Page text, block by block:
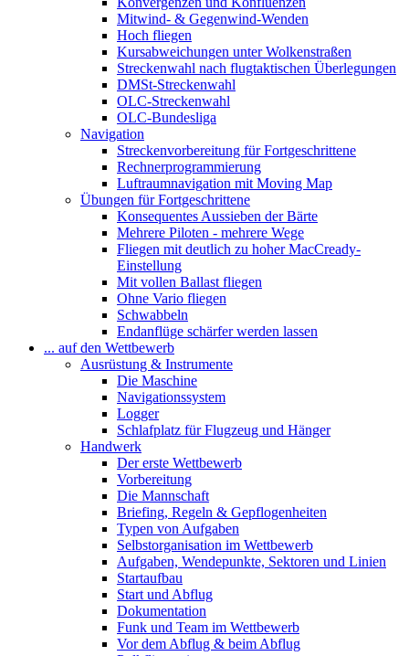
Mitwind- & Gegenwind-Wenden
Hoch fliegen
Kursabweichungen unter Wolkenstraßen
Streckenwahl nach flugtaktischen Überlegungen
DMSt-Streckenwahl
OLC-Streckenwahl
OLC-Bundesliga
Navigation
Streckenvorbereitung für Fortgeschrittene
Rechnerprogrammierung
Luftraumnavigation mit Moving Map
Übungen für Fortgeschrittene
Konsequentes Aussieben der Bärte
Mehrere Piloten - mehrere Wege
Fliegen mit deutlich zu hoher MacCready-
Einstellung
Mit vollen Ballast fliegen
Ohne Vario fliegen
Schwabbeln
Endanflüge schärfer werden lassen
... auf den Wettbewerb
Ausrüstung & Instrumente
Die Maschine
Navigationssystem
Logger
Schlafplatz für Flugzeug und Hänger
Handwerk
Der erste Wettbewerb
Vorbereitung
Die Mannschaft
Briefing, Regeln & Gepflogenheiten
Typen von Aufgaben
Selbstorganisation im Wettbewerb
Aufgaben, Wendepunkte, Sektoren und Linien
Startaufbau
Start und Abflug
Dokumentation
Funk und Team im Wettbewerb
Vor dem Abflug & beim Abflug